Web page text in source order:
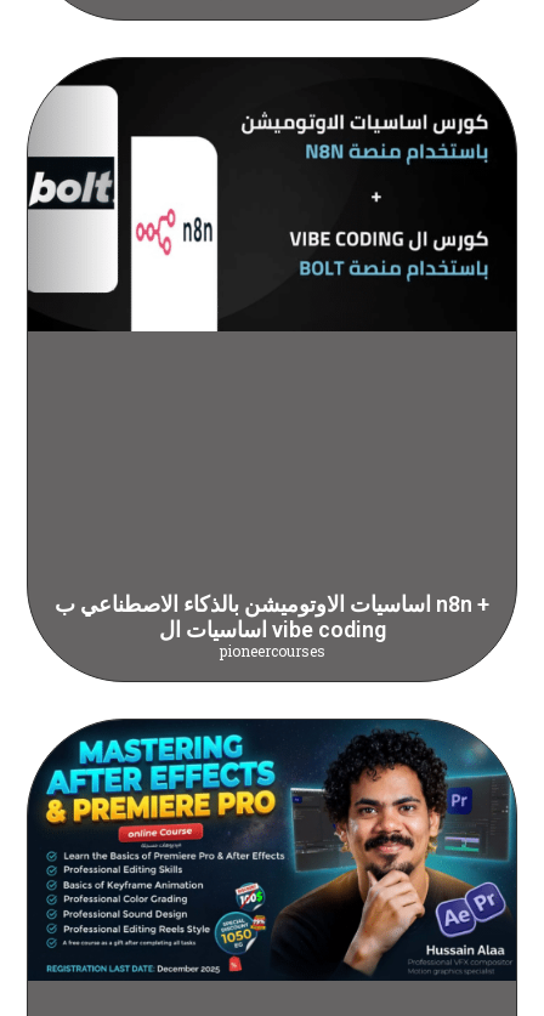
اساسيات الاوتوميشن بالذكاء الاصطناعي ب n8n +
اساسيات ال vibe coding
pioneercourses